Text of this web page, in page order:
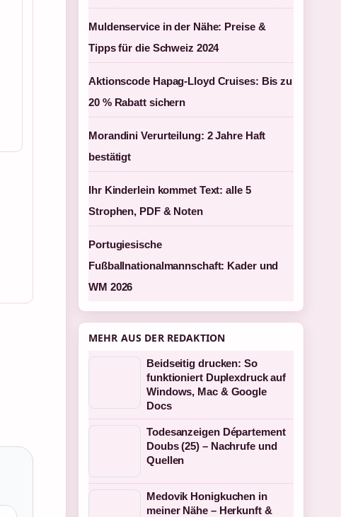
Muldenservice in der Nähe: Preise &
Tipps für die Schweiz 2024
Aktionscode Hapag-Lloyd Cruises: Bis zu
20 % Rabatt sichern
Morandini Verurteilung: 2 Jahre Haft
bestätigt
Ihr Kinderlein kommet Text: alle 5
Strophen, PDF & Noten
Portugiesische
Fußballnationalmannschaft: Kader und
WM 2026
MEHR AUS DER REDAKTION
Beidseitig drucken: So
funktioniert Duplexdruck auf
Windows, Mac & Google
Docs
Todesanzeigen Département
Doubs (25) – Nachrufe und
Quellen
Medovik Honigkuchen in
meiner Nähe – Herkunft &